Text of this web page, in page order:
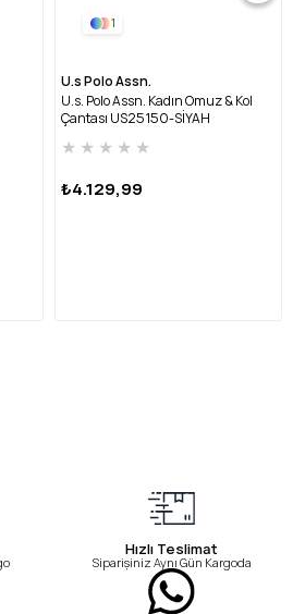
1
U.s Polo Assn.
U.s. Polo Assn. Kadın Omuz & Kol
Çantası US25150-SİYAH
★ ★ ★ ★ ★
₺4.129,99
Hızlı Teslimat
Siparişiniz Aynı Gün Kargoda